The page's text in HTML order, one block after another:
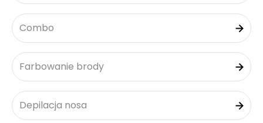
Combo
Farbowanie brody
Depilacja nosa